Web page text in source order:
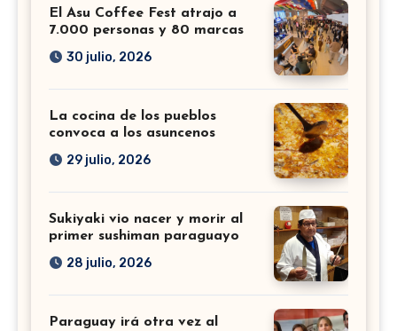
El Asu Coffee Fest atrajo a
7.000 personas y 80 marcas
30 julio, 2026
La cocina de los pueblos
convoca a los asuncenos
29 julio, 2026
Sukiyaki vio nacer y morir al
primer sushiman paraguayo
28 julio, 2026
Paraguay irá otra vez al